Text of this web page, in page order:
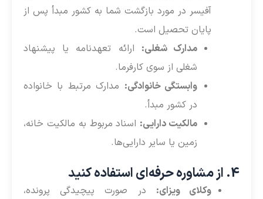
آفیسر در مورد بازگشت شما به کشور مبدأ پس از
پایان تحصیل است.
مدارک شغلی: ارائه تعهدنامه یا پیشنهاد
شغلی از سوی کارفرما.
وابستگی خانوادگی: مدارک مرتبط با خانواده
در کشور مبدأ.
مالکیت دارایی: اسناد مربوط به مالکیت خانه،
زمین یا سایر دارایی‌ها.
4. از مشاوره حرفه‌ای استفاده کنید
وکلای ویزای: در صورت پیچیدگی پرونده،